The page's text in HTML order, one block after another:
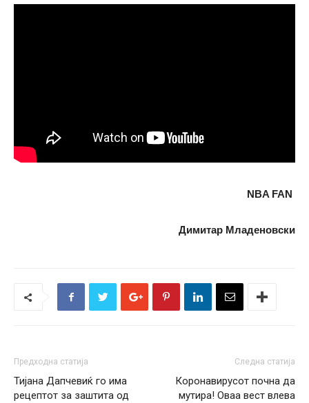
NBA FAN
Димитар Младеновски
Предходна статија
Тијана Дапчевиќ го има
рецептот за заштита од
Следна статија
Коронавирусот почна да
мутира! Оваа вест влева